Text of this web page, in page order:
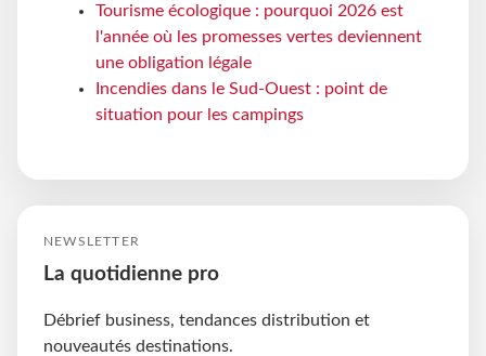
Tourisme écologique : pourquoi 2026 est
l'année où les promesses vertes deviennent
une obligation légale
Incendies dans le Sud-Ouest : point de
situation pour les campings
NEWSLETTER
La quotidienne pro
Débrief business, tendances distribution et
nouveautés destinations.